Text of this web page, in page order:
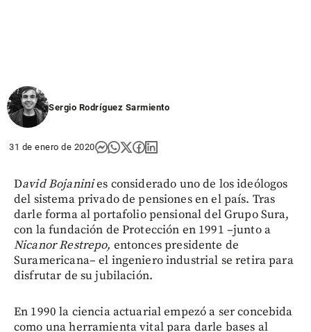
Sergio Rodríguez Sarmiento
31 de enero de 2020
David Bojaninies considerado uno de los ideólogos
del sistema privado de pensiones en el país. Tras
darle forma al portafolio pensional del Grupo Sura,
con la fundación de Protección en 1991 –junto a
Nicanor Restrepo, entonces presidente de
Suramericana– el ingeniero industrial se retira para
disfrutar de su jubilación.
En 1990 la ciencia actuarial empezó a ser concebida
como una herramienta vital para darle bases al